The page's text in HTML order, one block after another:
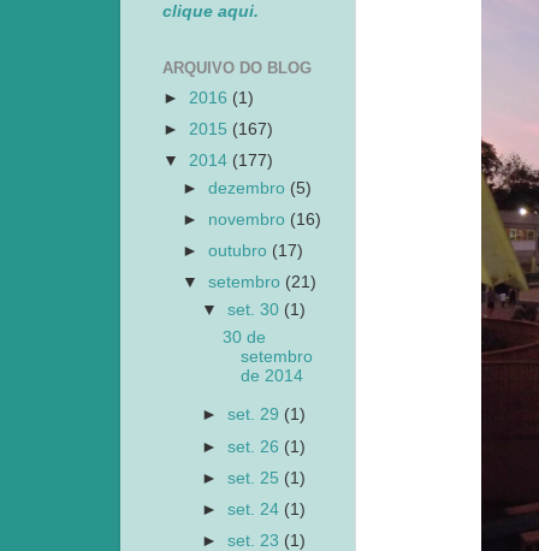
clique aqui.
ARQUIVO DO BLOG
► 2016 (1)
► 2015 (167)
▼ 2014 (177)
►dezembro (5)
► novembro (16)
►outubro (17)
▼setembro (21)
▼set. 30 (1)
30 de
setembro
de 2014
►set. 29 (1)
►set. 26 (1)
►set. 25 (1)
►set. 24 (1)
►set. 23 (1)